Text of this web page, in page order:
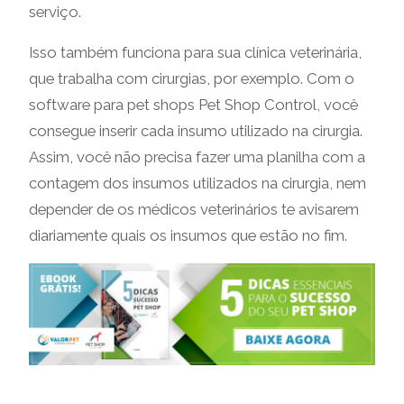
serviço.
Isso também funciona para sua clínica veterinária,
que trabalha com cirurgias, por exemplo. Com o
software para pet shops Pet Shop Control, você
consegue inserir cada insumo utilizado na cirurgia.
Assim, você não precisa fazer uma planilha com a
contagem dos insumos utilizados na cirurgia, nem
depender de os médicos veterinários te avisarem
diariamente quais os insumos que estão no fim.